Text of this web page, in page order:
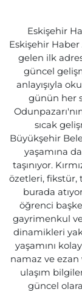
Eskişehir
Eskişehir
gelen ilk
güncel
anlayışıyla
günün her
sıcak
Büyükşehir
yaşamına
taşınıyor.
özetleri, fikstür,
burada
öğrenci
gayrimenkul
dinamikleri
yaşamını
namaz ve
ulaşım
güncel